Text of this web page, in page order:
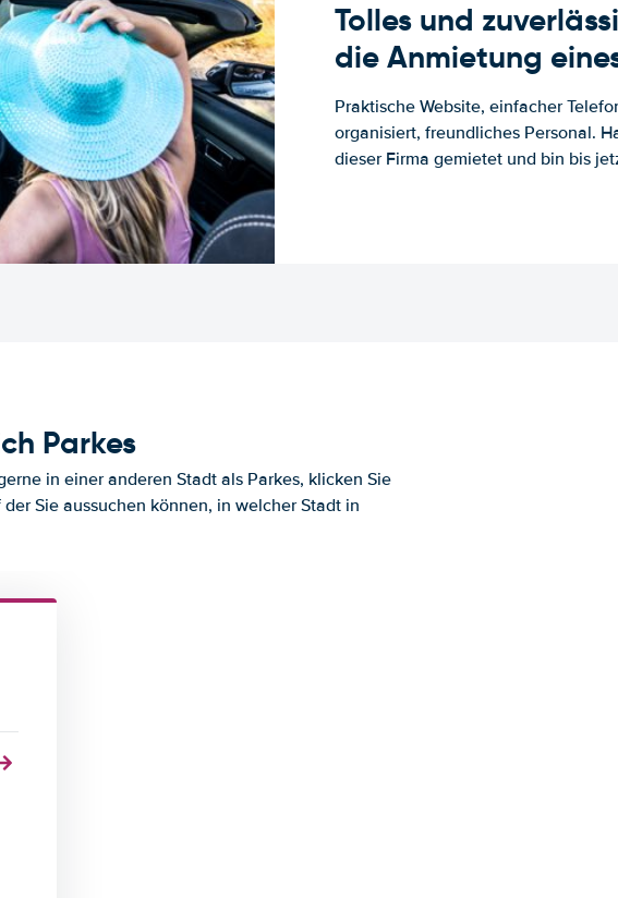
Tolles und
die Anmietung
Praktische Website, einfacher
organisiert, freundliches Personal.
dieser Firma gemietet und bin bis
Parkes
in einer anderen Stadt als Parkes, klicken Sie
der Sie aussuchen können, in welcher Stadt in